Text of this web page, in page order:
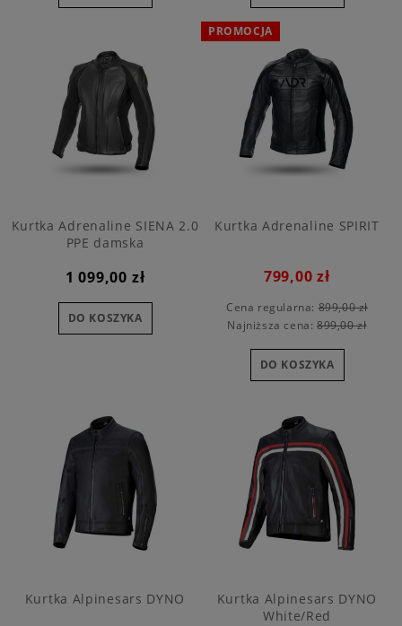
Kurtka Adrenaline SIENA 2.0
PPE damska
1 099,00 zł
DO KOSZYKA
Kurtka Adrenaline SPIRIT
799,00 zł
Cena regularna:899,00 zł
Najniższa cena:899,00 zł
DO KOSZYKA
PROMOCJA
Kurtka Alpinesars DYNO
Kurtka Alpinesars DYNO
White/Red